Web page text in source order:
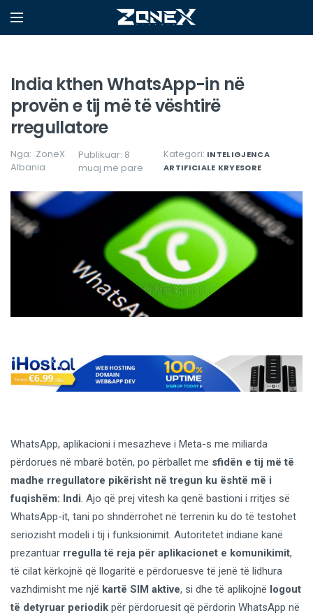
India kthen WhatsApp-in në
provën e tij më të vështirë
rregullatore
Nga: ZoneX
Albania
Publikuar: 8
muaj më parë
Kategori: INTELIGJENCA
ARTIFICIALE KRYESORE
WhatsApp, aplikacioni i mesazheve i Meta-s me miliarda
përdorues në mbarë botën, po përballet me sfidën e tij më të
madhe rregullatore pikërisht në tregun ku është më i
fuqishëm: Indi. Ajo që prej vitesh ka qenë bastioni i rritjes së
WhatsApp-it, tani po shndërrohet në terrenin ku do të testohet
seriozisht modeli i tij i funksionimit. Autoritetet indiane kanë
prezantuar rregulla të reja për aplikacionet e komunikimit,
të cilat kërkojnë që llogaritë e përdoruesve të jenë të lidhura
vazhdimisht me një kartë SIM aktive, si dhe të aplikojnë logout
të detyruar periodik për përdoruesit që përdorin WhatsApp në